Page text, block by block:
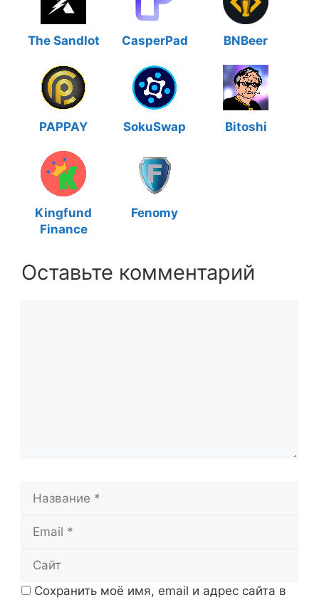
The Sandlot CasperPad BNBeer
PAPPAY SokuSwap Bitoshi
Kingfund
Finance
Fenomy
Оставьте комментарий
Сохранить моё имя, email и адрес сайта в